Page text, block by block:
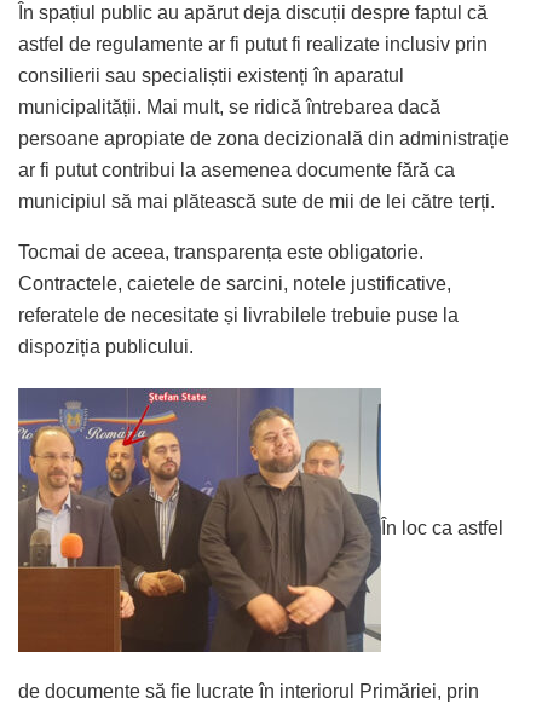
În spațiul public au apărut deja discuții despre faptul că
astfel de regulamente ar fi putut fi realizate inclusiv prin
consilierii sau specialiștii existenți în aparatul
municipalității. Mai mult, se ridică întrebarea dacă
persoane apropiate de zona decizională din administrație
ar fi putut contribui la asemenea documente fără ca
municipiul să mai plătească sute de mii de lei către terți.
Tocmai de aceea, transparența este obligatorie.
Contractele, caietele de sarcini, notele justificative,
referatele de necesitate și livrabilele trebuie puse la
dispoziția publicului.
În loc ca astfel
de documente să fie lucrate în interiorul Primăriei, prin